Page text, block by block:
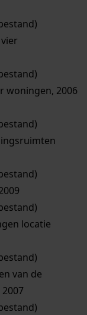
woningen, 2006
locatie
van de